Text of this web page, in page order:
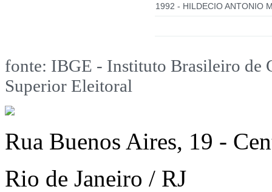
1992 - HILDECIO ANTONIO
fonte: IBGE - Instituto Brasileiro de
Superior Eleitoral
Rua Buenos Aires, 19 -
Rio de Janeiro / RJ